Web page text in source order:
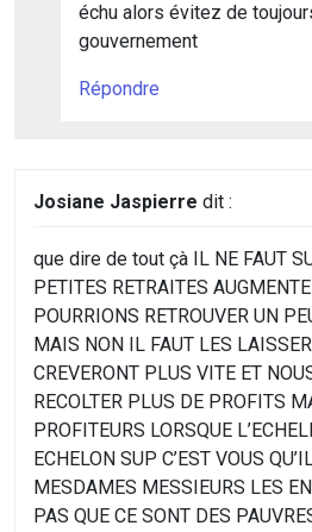
échu alors évitez de
gouvernement
Répondre
Josiane Jaspierre dit :
que dire de tout çà IL NE FAUT
PETITES RETRAITES
POURRIONS RETROUVER UN
MAIS NON IL FAUT LES
CREVERONT PLUS VITE ET
RECOLTER PLUS DE PROFITS
PROFITEURS LORSQUE
ECHELON SUP C’EST VOUS
MESDAMES MESSIEURS LES
PAS QUE CE SONT DES